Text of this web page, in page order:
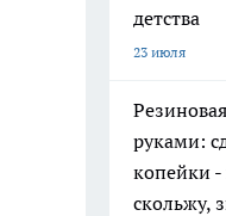
детства
23 июля
руками:
копейки -
скольжу,